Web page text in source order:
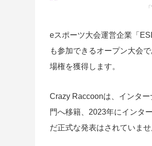
eスポーツ大会運営企業「
も参加できるオープン大会
場権を獲得します。
Crazy Raccoonは、インタ
門へ移籍、2023年にインタ
だ正式な発表はされていませ